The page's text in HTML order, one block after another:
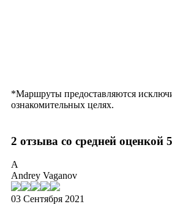
*Маршруты предоставляются
ознакомительных целях.
2 отзыва со средней оценкой
A
Andrey Vaganov
03 Сентября 2021